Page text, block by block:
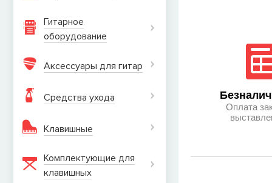
Гитарное
оборудование
Аксессуары для гитар
Средства ухода
Клавишные
Комплектующие для
клавишных
Оплата